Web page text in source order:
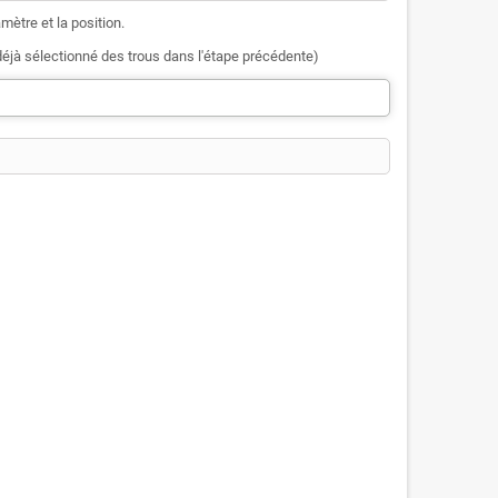
et la position.
sélectionné des trous dans l'étape précédente)